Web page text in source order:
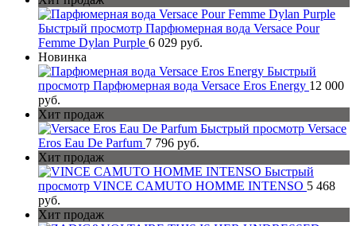
Быстрый просмотр Парфюмерная вода Versace Pour
Femme Dylan Purple 6 029 руб.
Новинка
Быстрый
просмотр Парфюмерная вода Versace Eros Energy 12 000
руб.
Хит продаж
Быстрый просмотр Versace
Eros Eau De Parfum 7 796 руб.
Хит продаж
Быстрый
просмотр VINCE CAMUTO HOMME INTENSO 5 468
руб.
Хит продаж